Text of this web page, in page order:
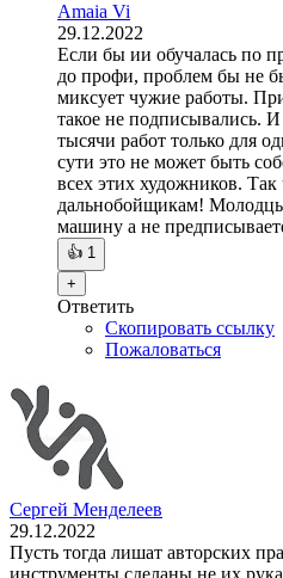
Amaia Vi
29.12.2022
Если бы ии обучалась по
до профи, проблем бы не
миксует чужие работы.
такое не подписывались. И
тысячи работ только для
сути это не может быть
всех этих художников.
дальнобойщикам!
машину а не
👍 1
+
Ответить
Скопировать ссылку
Пожаловаться
Сергей Менделеев
29.12.2022
Пусть тогда лишат авторских